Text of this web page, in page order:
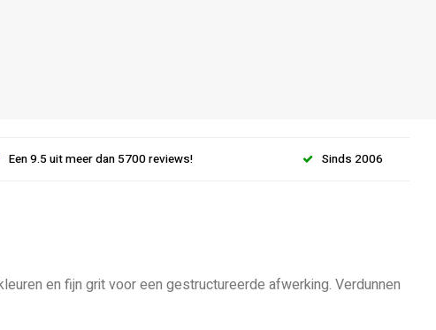
Een 9.5 uit meer dan 5700 reviews! Sinds 2006
en fijn grit voor een gestructureerde afwerking. Verdunnen